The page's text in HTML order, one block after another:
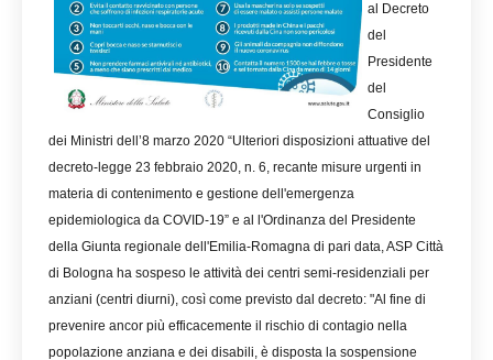
al Decreto
del
Presidente
del
Consiglio
dei Ministri dell’8 marzo 2020 “Ulteriori disposizioni attuative del
decreto-legge 23 febbraio 2020, n. 6, recante misure urgenti in
materia di contenimento e gestione dell'emergenza
epidemiologica da COVID-19” e al l'Ordinanza del Presidente
della Giunta regionale dell'Emilia-Romagna di pari data, ASP Città
di Bologna ha sospeso le attività dei centri semi-residenziali per
anziani (centri diurni), così come previsto dal decreto: "Al fine di
prevenire ancor più efficacemente il rischio di contagio nella
popolazione anziana e dei disabili, è disposta la sospensione